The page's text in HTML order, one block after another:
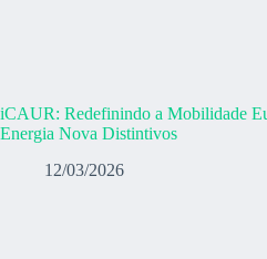
iCAUR: Redefinindo a Mobilidade
Energia Nova Distintivos
12/03/2026